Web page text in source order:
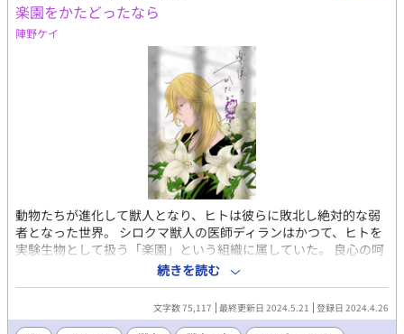
楽園をかたどったなら
陣野ケイ
動物たちが進化して獣人となり、ヒトは彼らに敗北し絶対的な弱
者となった世界。 シロクマ獣人の医師ディランはかつて、ヒトを
実験生物として扱う「楽園」という組織に属していた。 良心の呵
責に耐えきれなくなったディランは被験体のヒトを逃してしま
い、「楽園」を追われることとなる。 そうして五年後のある雨の
日。 逃がしたヒトの子・アダムが美しく成長した姿でディランの
元へ現れた。幼いヒト似獣人の少女を連れて。 「俺をもう一度、
続きを読む
文字数 75,117 最終更新日 2024.5.21 登録日 2024.4.26